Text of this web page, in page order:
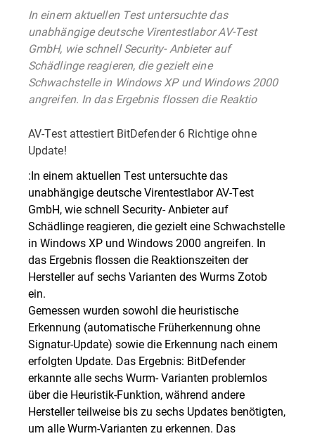
In einem aktuellen Test untersuchte das
unabhängige deutsche Virentestlabor AV-Test
GmbH, wie schnell Security- Anbieter auf
Schädlinge reagieren, die gezielt eine
Schwachstelle in Windows XP und Windows 2000
angreifen. In das Ergebnis flossen die Reaktio
AV-Test attestiert BitDefender 6 Richtige ohne
Update!
:In einem aktuellen Test untersuchte das
unabhängige deutsche Virentestlabor AV-Test
GmbH, wie schnell Security- Anbieter auf
Schädlinge reagieren, die gezielt eine Schwachstelle
in Windows XP und Windows 2000 angreifen. In
das Ergebnis flossen die Reaktionszeiten der
Hersteller auf sechs Varianten des Wurms Zotob
ein.
Gemessen wurden sowohl die heuristische
Erkennung (automatische Früherkennung ohne
Signatur-Update) sowie die Erkennung nach einem
erfolgten Update. Das Ergebnis: BitDefender
erkannte alle sechs Wurm- Varianten problemlos
über die Heuristik-Funktion, während andere
Hersteller teilweise bis zu sechs Updates benötigten,
um alle Wurm-Varianten zu erkennen. Das